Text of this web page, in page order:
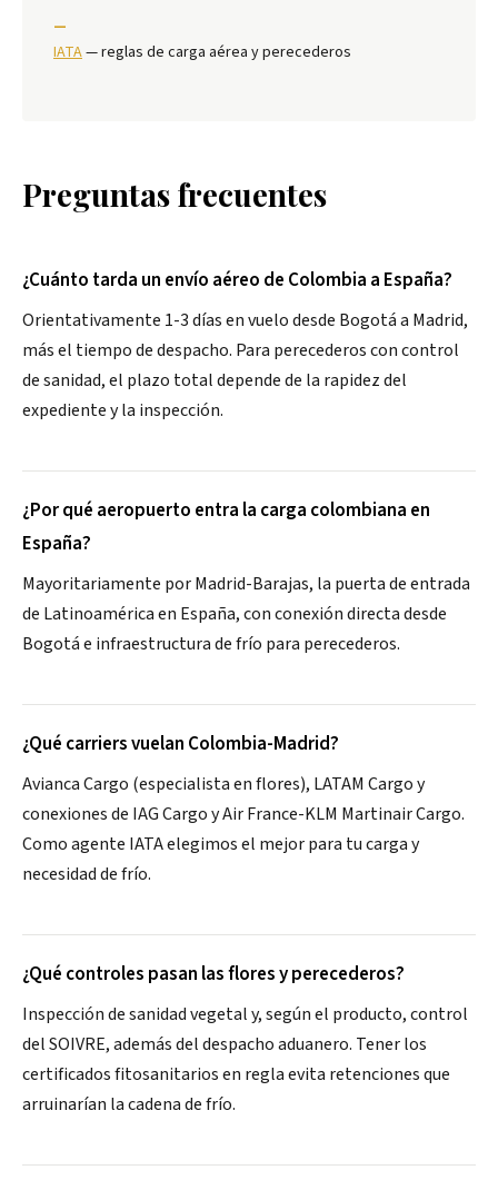
—
IATA— reglas de carga aérea y perecederos
Preguntas frecuentes
¿Cuánto tarda un envío aéreo de Colombia a España?
Orientativamente 1-3 días en vuelo desde Bogotá a Madrid,
más el tiempo de despacho. Para perecederos con control
de sanidad, el plazo total depende de la rapidez del
expediente y la inspección.
¿Por qué aeropuerto entra la carga colombiana en
España?
Mayoritariamente por Madrid-Barajas, la puerta de entrada
de Latinoamérica en España, con conexión directa desde
Bogotá e infraestructura de frío para perecederos.
¿Qué carriers vuelan Colombia-Madrid?
Avianca Cargo (especialista en flores), LATAM Cargo y
conexiones de IAG Cargo y Air France-KLM Martinair Cargo.
Como agente IATA elegimos el mejor para tu carga y
necesidad de frío.
¿Qué controles pasan las flores y perecederos?
Inspección de sanidad vegetal y, según el producto, control
del SOIVRE, además del despacho aduanero. Tener los
certificados fitosanitarios en regla evita retenciones que
arruinarían la cadena de frío.